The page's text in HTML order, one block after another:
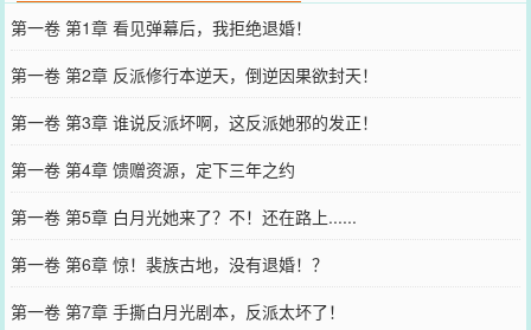
第一卷 第1章 看见弹幕后，我拒绝退婚！
第一卷 第2章 反派修行本逆天，倒逆因果欲封天！
第一卷 第3章 谁说反派坏啊，这反派她邪的发正！
第一卷 第4章 馈赠资源，定下三年之约
第一卷 第5章 白月光她来了？不！还在路上......
第一卷 第6章 惊！裴族古地，没有退婚！？
第一卷 第7章 手撕白月光剧本，反派太坏了！